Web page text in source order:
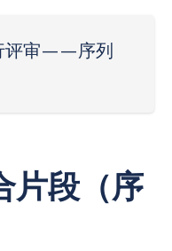
评审——序列
片段（序